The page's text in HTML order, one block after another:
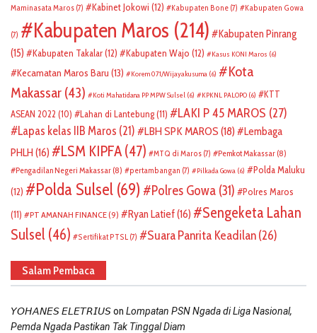
Maminasata Maros (7) Kabinet Jokowi (12) Kabupaten Bone (7) Kabupaten Gowa
(7) Kabupaten Maros (214)
Kabupaten Pinrang
(15)
Kabupaten Takalar(12) Kabupaten Wajo (12) Kasus KONI Maros (6)
Kecamatan Maros Baru (13) Korem 071/Wijayakusuma (6)
Kota
Makassar (43) Koti Mahatidana PP MPW Sulsel (6) KPKNL PALOPO (6)
KTT
ASEAN 2022 (10) Lahan di Lantebung(11) LAKI P 45 MAROS (27)
Lapas kelas IIB Maros (21) LBH SPK MAROS (18)
Lembaga
PHLH (16) LSM KIPFA (47) MTQ di Maros (7) Pemkot Makassar (8)
Pengadilan Negeri Makassar (8) pertambangan (7) Pilkada Gowa (6)
Polda Maluku
(12)
Polda Sulsel (69) Polres Gowa (31)
Polres Maros
(11)
PT AMANAH FINANCE(9) Ryan Latief(16)
Sengeketa Lahan
Sulsel (46) Sertifikat PTSL (7) Suara Panrita Keadilan(26)
Salam Pembaca
𝘠𝘖𝘏𝘈𝘕𝘌𝘚 𝘌𝘓𝘌𝘛𝘙𝘐𝘜𝘚on Lompatan PSN Ngada di Liga Nasional,
Pemda Ngada Pastikan Tak Tinggal Diam